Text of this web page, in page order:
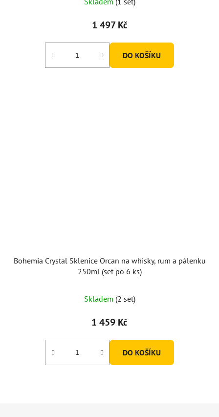
1 497 Kč
DO KOŠÍKU
Bohemia Crystal Sklenice Orcan na whisky, rum a pálenku
250ml (set po 6 ks)
Skladem (2 set)
1 459 Kč
DO KOŠÍKU